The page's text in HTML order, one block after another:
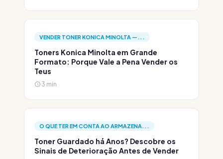
VENDER TONER KONICA MINOLTA —...
Toners Konica Minolta em Grande
Formato: Porque Vale a Pena Vender os
Teus
3 min
O QUE TER EM CONTA AO ARMAZENA...
Toner Guardado há Anos? Descobre os
Sinais de Deterioração Antes de Vender